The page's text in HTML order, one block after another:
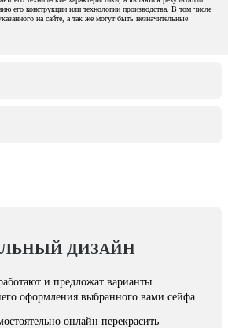
его конструкции или технологии производства. В том числе
на сайте, а так же могут быть незначительные
ДИЗАЙН
и предложат варианты
оформления выбранного вами сейфа.
онлайн перекрасить